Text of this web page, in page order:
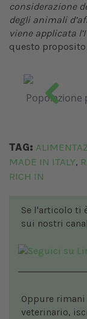
considerazione
degli animali
viene applicata
questo
Popolazione
TAG:
MADE IN ITALY,
RICH IN
Se l'articolo ti
sui nostri
Oppure
veterinario,